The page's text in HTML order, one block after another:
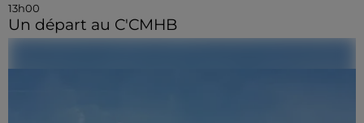
13h00
Un départ au C'CMHB